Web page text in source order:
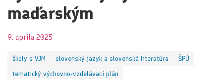
maďarským
9. apríla 2025
školy s VJM slovenský jazyk a slovenská literatúra
ŠPÚ
tematický výchovno-vzdelávací plán